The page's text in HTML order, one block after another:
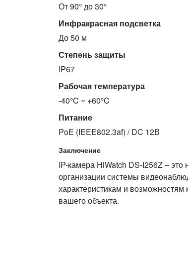
От 90° до 30°
Инфракрасная подсветка
До 50 м
Степень защиты
IP67
Рабочая температура
-40°C ~ +60°C
Питание
PoE (IEEE802.3af) / DC 12В
Заключение
IP-камера HiWatch DS-I256Z –
организации системы
характеристикам и
вашего объекта.